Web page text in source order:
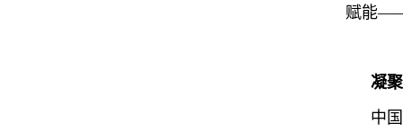
赋能——
凝
中